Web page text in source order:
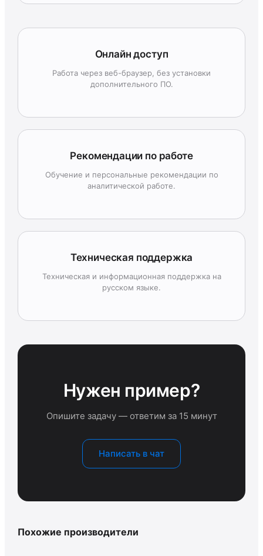
Онлайн доступ
Работа через веб-браузер, без установки
дополнительного ПО.
Рекомендации по работе
Обучение и персональные рекомендации по
аналитической работе.
Техническая поддержка
Техническая и информационная поддержка на
русском языке.
Нужен пример?
Опишите задачу — ответим за 15 минут
Написать в чат
Похожие производители